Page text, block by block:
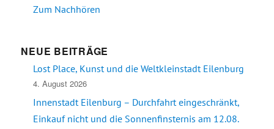
Zum Nachhören
NEUE BEITRÄGE
Lost Place, Kunst und die Weltkleinstadt Eilenburg
4. August 2026
Innenstadt Eilenburg – Durchfahrt eingeschränkt,
Einkauf nicht und die Sonnenfinsternis am 12.08.